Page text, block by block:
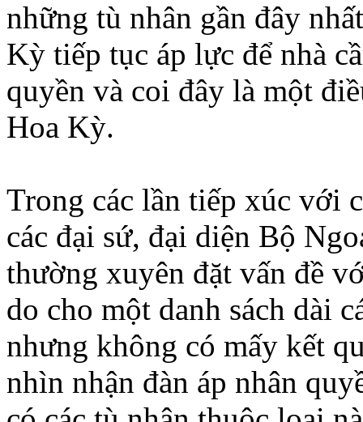
những tù nhân gần đây
Kỳ tiếp tục áp lực để nhà
quyền và coi đây là một
Hoa Kỳ.
Trong các lần tiếp xúc với
các đại sứ, đại diện Bộ
thường xuyên đặt vấn đề
do cho một danh sách dài
nhưng không có mấy kết
nhìn nhận đàn áp nhân